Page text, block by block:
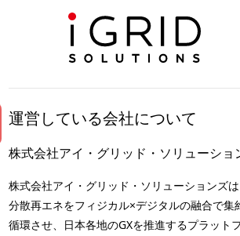
運営している会社について
株式会社アイ・グリッド・ソリューショ
株式会社アイ・グリッド・ソリューションズは
分散再エネをフィジカル×デジタルの融合で集
循環させ、日本各地のGXを推進するプラット